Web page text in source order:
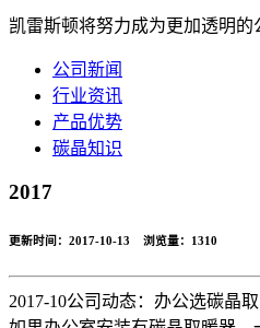
凯雷斯顿将努力成为更加透明的
公司新闻
行业资讯
产品优势
碳晶知识
2017
更新时间：2017-10-13 浏览量： 1310
2017-10公司动态：办公选碳晶